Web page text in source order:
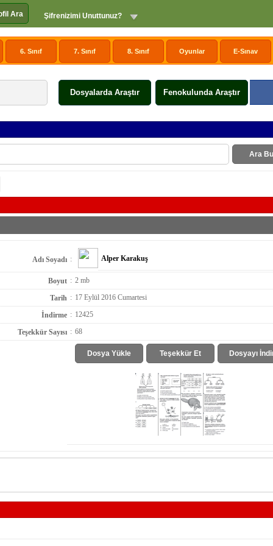
Ara Şifrenizimi Unuttunuz?
6. Sınıf 7. Sınıf 8. Sınıf Oyunlar E-Sınav
Dosyalarda Araştır Fenokulunda Araştır
Ara
Adı Soyadı : Alper Karakuş
Boyut : 2 mb
Tarih : 17 Eylül 2016 Cumartesi
İndirme : 12425
Teşekkür Sayısı : 68
Dosya Yükle Teşekkür Et Dosyayı